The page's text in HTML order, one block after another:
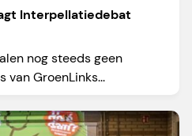
Interpellatiedebat
nog steeds geen
van GroenLinks...